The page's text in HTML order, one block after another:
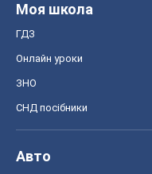
Моя школа
ГДЗ
Онлайн уроки
ЗНО
СНД посібники
Авто